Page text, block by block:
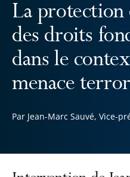
La protection
des droits
dans le
menace
Par Jean-Marc Sauvé, Vice-